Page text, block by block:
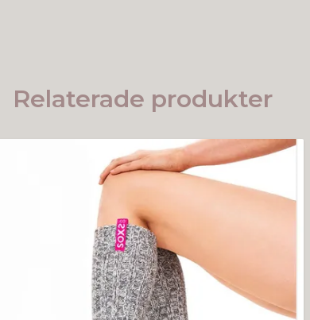
Relaterade produkter